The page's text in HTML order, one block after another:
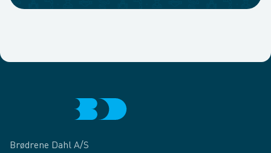
Brødrene Dahl A/S